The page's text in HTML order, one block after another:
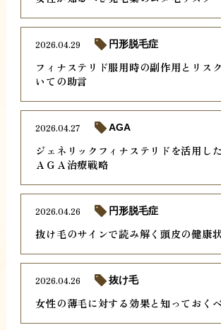
フィナステリド服用時の副作用とリス
いての助言
2026.04.29 円形脱毛症
ジェネリックフィナステリドを活用し
ＡＧＡ治療戦略
2026.04.27 AGA
抜け毛のサインで読み解く頭皮の健康
2026.04.26 円形脱毛症
女性の薄毛に対する効果と知っておく
2026.04.26 抜け毛